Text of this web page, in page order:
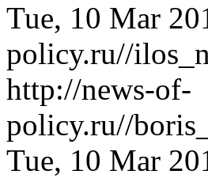
Tue, 10 Mar
policy.ru//
http://news-of-
policy.ru//
Tue, 10 Mar